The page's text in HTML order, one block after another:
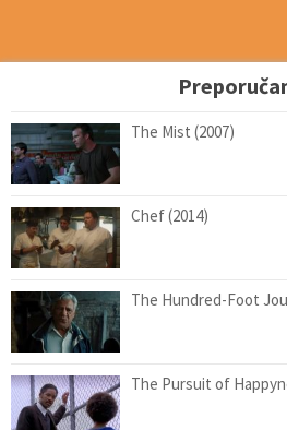
The Mist (2007)
Chef (2014)
The Hundred-Foot
The Pursuit of